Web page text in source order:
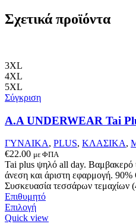
Σχετικά προϊόντα
3XL
4XL
5XL
Σύγκριση
Α.A UNDERWEAR Tai
ΓΥΝΑΙΚΑ, PLUS, ΚΛΑΣΙΚΑ,
€22.00 με ΦΠΑ
Tai plus ψηλό all day. Βαμβακερό
άνεση και άριστη εφαρμογή.
Συσκευασία τεσσάρων τεμαχίων
Επιθυμητό
ΕπιλογήΑυτό
το
Quick view